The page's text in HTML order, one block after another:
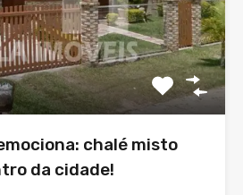
chalé misto
da cidade!